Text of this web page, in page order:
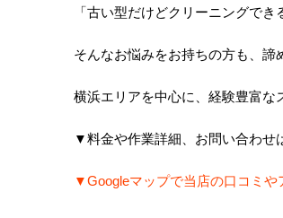
「古い型だけどクリーニングでき
そんなお悩みをお持ちの方も、諦
横浜エリアを中心に、経験豊富な
▼料金や作業詳細、お問い合わせ
▼Googleマップで当店の口コミや